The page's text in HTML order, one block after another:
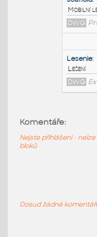
IPT
Lešení
Komentáře:
Nejste přihlášeni -
bloků
Dosud žádné